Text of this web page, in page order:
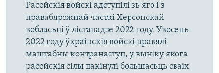
Расейскія войскі адступілі зь яго і з
правабярэжнай часткі Херсонскай
вобласьці ў лістападзе 2022 году. Увосень
2022 году ўкраінскія войскі правялі
маштабны контранаступ, у выніку якога
расейскія сілы пакінулі большасьць сваіх